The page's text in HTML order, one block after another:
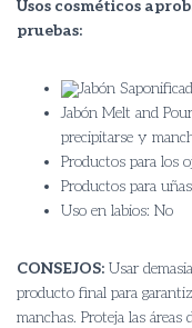
Usos cosméticos
pruebas:
Jabón
Jabón Melt and
precipitarse y
Productos para los
Productos para
Uso en labios: No
CONSEJOS: Usar
producto final para
manchas. Proteja las áreas